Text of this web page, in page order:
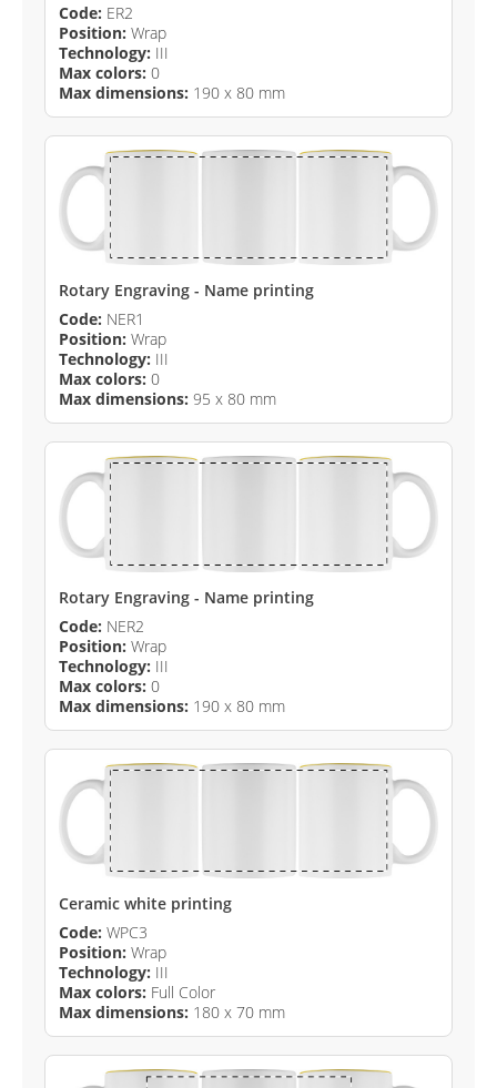
Code: ER2
Position: Wrap
Technology: III
Max colors: 0
Max dimensions: 190 x 80 mm
Rotary Engraving - Name printing
Code: NER1
Position: Wrap
Technology: III
Max colors: 0
Max dimensions: 95 x 80 mm
Rotary Engraving - Name printing
Code: NER2
Position: Wrap
Technology: III
Max colors: 0
Max dimensions: 190 x 80 mm
Ceramic white printing
Code: WPC3
Position: Wrap
Technology: III
Max colors: Full Color
Max dimensions: 180 x 70 mm